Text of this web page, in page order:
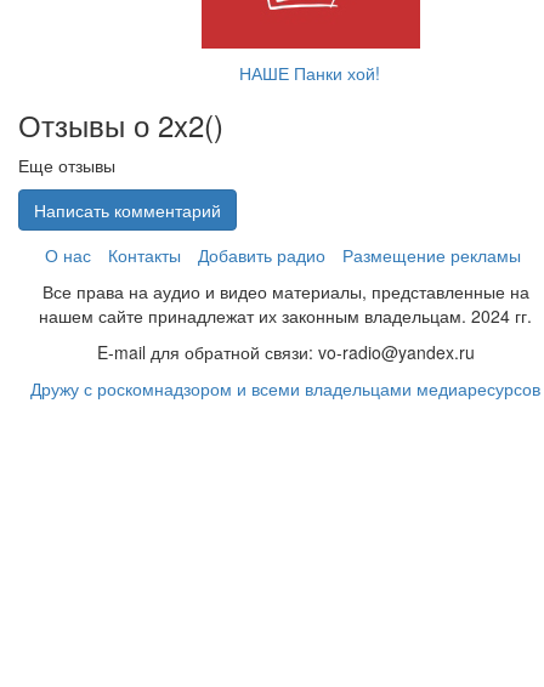
НАШЕ Панки хой!
Отзывы о 2x2()
Еще отзывы
Написать комментарий
О нас
Контакты Добавить радио
Размещение рекламы
Все права на аудио и видео материалы, представленные на
нашем сайте принадлежат их законным владельцам. 2024 гг.
E-mail для обратной связи: vo-radio@yandex.ru
Дружу с роскомнадзором и всеми владельцами медиаресурсов